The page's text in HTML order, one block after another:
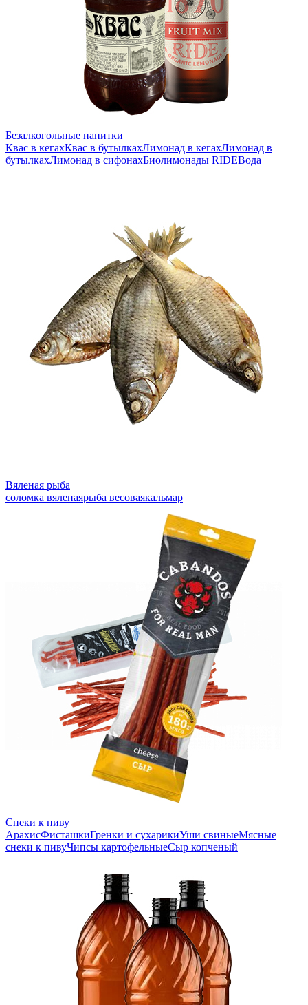
Безалкогольные напитки
Квас в кегахКвас в бутылкахЛимонад в кегахЛимонад в
бутылкахЛимонад в сифонахБиолимонады RIDEВода
Вяленая рыба
соломка вяленаярыба весоваякальмар
Снеки к пиву
АрахисФисташкиГренки и сухарикиУши свиныеМясные
снеки к пивуЧипсы картофельныеСыр копченый